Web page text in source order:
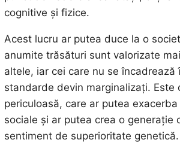
cognitive și fizice.
Acest lucru ar putea duce la o
anumite trăsături sunt valorizate
altele, iar cei care nu se încadrează
standarde devin marginalizați. Este
periculoasă, care ar putea
sociale și ar putea crea o generație
sentiment de superioritate genetică.